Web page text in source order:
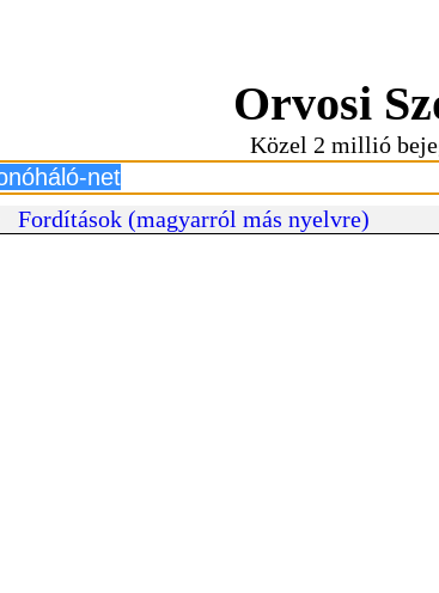
Orvosi
Közel 2 millió
Fordítások (magyarról más nyelvre)